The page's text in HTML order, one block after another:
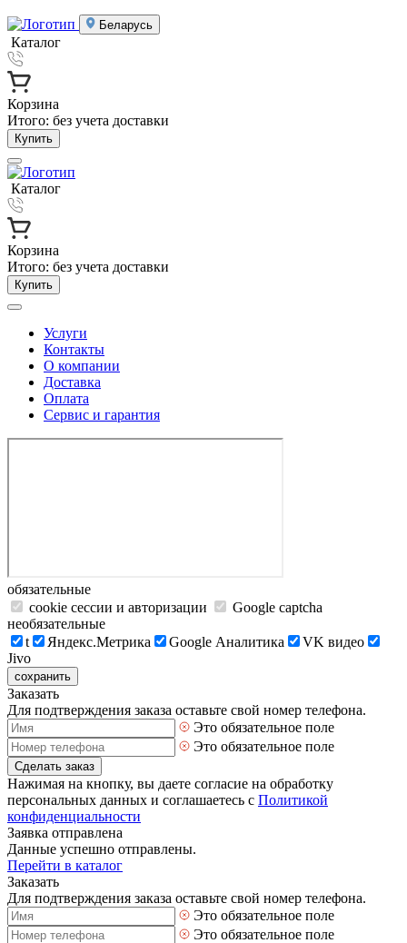
Беларусь
Каталог
Корзина
Итого: без учета доставки
Купить
Каталог
Корзина
Итого: без учета доставки
Купить
Услуги
Контакты
О компании
Доставка
Оплата
Сервис и гарантия
обязательные
cookie сессии и авторизации
Google captcha
необязательные
t
Яндекс.Метрика Google Аналитика
VK видео
Jivo
сохранить
Заказать
Для подтверждения заказа оставьте свой номер телефона.
Это обязательное поле
Это обязательное поле
Сделать заказ
Нажимая на кнопку, вы даете согласие на обработку
персональных данных и соглашаетесь с Политикой
конфиденциальности
Заявка отправлена
Данные успешно отправлены.
Перейти в каталог
Заказать
Для подтверждения заказа оставьте свой номер телефона.
Это обязательное поле
Это обязательное поле